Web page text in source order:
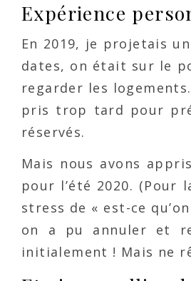
Expérience
En 2019, je projetais
dates, on était sur le
regarder les
pris trop tard pour
réservés.
Mais nous avons
pour l’été 2020. (Pour
stress de « est-ce
on a pu annuler et
initialement ! Mais ne